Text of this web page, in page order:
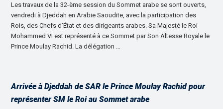
Les travaux de la 32-ème session du Sommet arabe se sont ouverts,
vendredi à Djeddah en Arabie Saoudite, avec la participation des
Rois, des Chefs d’État et des dirigeants arabes. Sa Majesté le Roi
Mohammed VI est représenté à ce Sommet par Son Altesse Royale le
Prince Moulay Rachid. La délégation …
Arrivée à Djeddah de SAR le Prince Moulay Rachid pour
représenter SM le Roi au Sommet arabe